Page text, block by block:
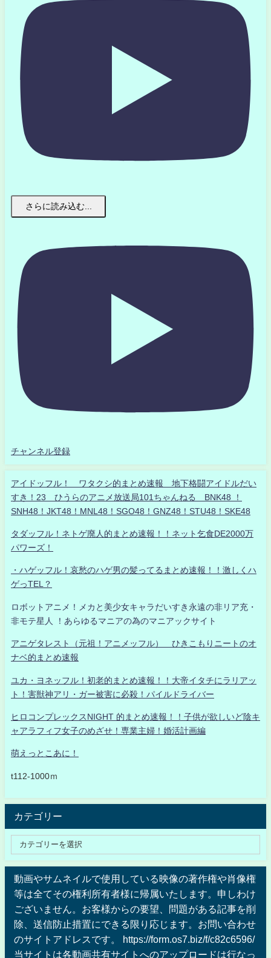
さらに読み込む...
チャンネル登録
アイドッフル！ ワタクシ的まとめ速報 地下格闘アイドルだい
すき！23 ひうらのアニメ放送局101ちゃんねる BNK48 ！
SNH48！JKT48！MNL48！SGO48！GNZ48！STU48！SKE48
タダッフル！ネトゲ廃人的まとめ速報！！ネット乞食DE2000万
パワーズ！
・ハゲッフル！哀愁のハゲ男の髪ってるまとめ速報！！激しくハ
ゲっTEL？
ロボットアニメ！メカと美少女キャラだいすき永遠の非リア充・
非モテ星人 ！あらゆるマニアの為のマニアックサイト
アニゲタレスト（元祖！アニメッフル） ひきこもりニートのオ
ナベ的まとめ速報
ユカ・ヨネッフル！初老的まとめ速報！！大帝イタチにラリアッ
ト！害獣神アリ・ガー被害に必殺！パイルドライバー
ヒロコンプレックスNIGHT 的まとめ速報！！子供が欲しいど陰キ
ャアラフィフ女子のめざせ！専業主婦！婚活計画編
萌えっとこあに！
t112-1000ｍ
カテゴリー
動画やサムネイルで使用している映像の著作権や肖像権
等は全てその権利所有者様に帰属いたします。申しわけ
ございません。お客様からの要望、問題がある記事を削
除、送信防止措置にできる限り応じます。お問い合わせ
のサイトアドレスです。 https://form.os7.biz/f/c82c6596/
当サイトは各動画共有サイトへのアップロードは行なっ